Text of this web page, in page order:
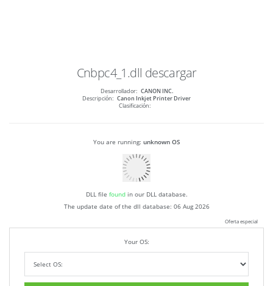
Cnbpc4_1.dll descargar
Desarrollador: CANON INC.
Descripción: Canon Inkjet Printer Driver
Clasificación:
You are running: unknown OS
DLL file foundin our DLL database.
The update date of the dll database: 06 Aug 2026
Oferta especial
Your OS: